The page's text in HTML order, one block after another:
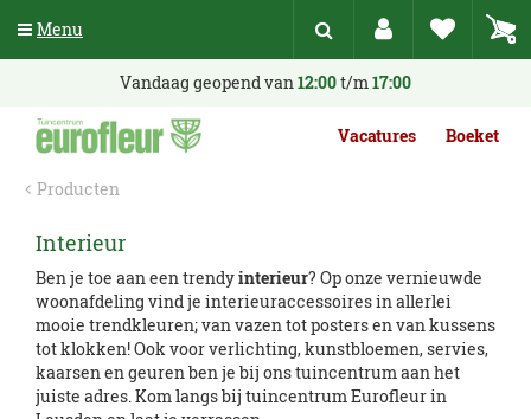
n
Producten
Vandaag geopend van12:00t/m17:00
Vacatures Boeket
Interieur
Ben je toe aan een trendyinterieur? Op onze vernieuwde
woonafdeling vind je interieuraccessoires in allerlei
mooie trendkleuren; van vazen tot posters en van kussens
tot klokken! Ook voor verlichting, kunstbloemen, servies,
kaarsen en geuren ben je bij ons tuincentrum aan het
juiste adres. Kom langs bij tuincentrum Eurofleur in
Menu